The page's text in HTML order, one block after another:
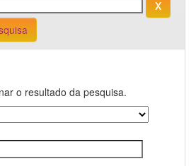
o resultado da pesquisa.